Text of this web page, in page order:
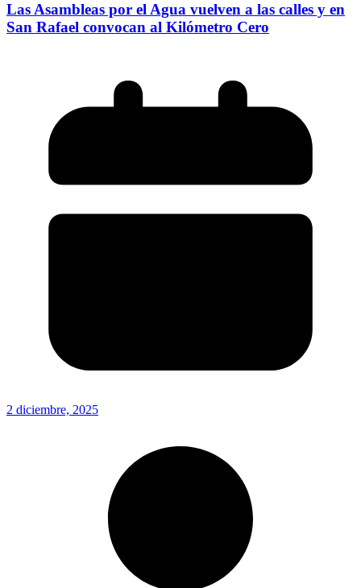
Las Asambleas por el Agua vuelven a las calles y en
San Rafael convocan al Kilómetro Cero
2 diciembre, 2025